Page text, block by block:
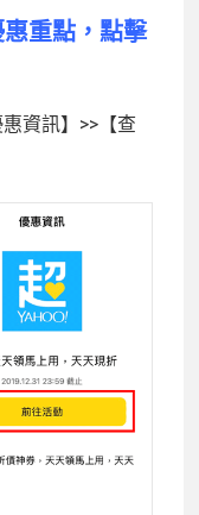
重點，點擊
資訊】>>【查